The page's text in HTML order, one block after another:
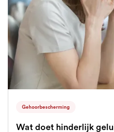
Gehoorbescherming
Wat doet hinderlijk